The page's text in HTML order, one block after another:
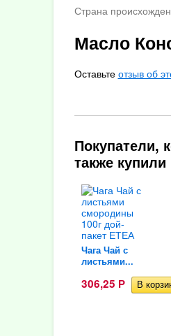
Страна
Масло
Оставьте отзыв об
Покупатели,
также купили
Чага Чай с
листьями...
306,25 Р